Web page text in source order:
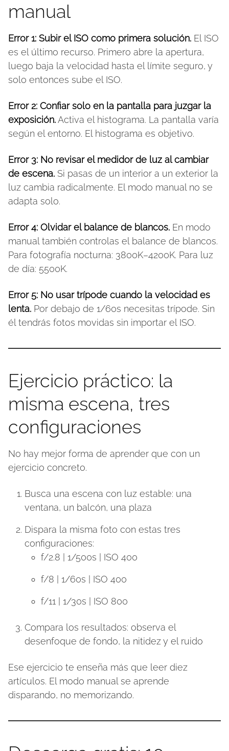
manual
Error 1: Subir el ISO como primera solución. El ISO
es el último recurso. Primero abre la apertura,
luego baja la velocidad hasta el límite seguro, y
solo entonces sube el ISO.
Error 2: Confiar solo en la pantalla para juzgar la
exposición.Activa el histograma. La pantalla varía
según el entorno. El histograma es objetivo.
Error 3: No revisar el medidor de luz al cambiar
de escena. Si pasas de un interior a un exterior la
luz cambia radicalmente. El modo manual no se
adapta solo.
Error 4: Olvidar el balance de blancos. En modo
manual también controlas el balance de blancos.
Para fotografía nocturna: 3800K–4200K. Para luz
de día: 5500K.
Error 5: No usar trípode cuando la velocidad es
lenta. Por debajo de 1/60s necesitas trípode. Sin
él tendrás fotos movidas sin importar el ISO.
Ejercicio práctico: la
misma escena, tres
configuraciones
No hay mejor forma de aprender que con un
ejercicio concreto.
Busca una escena con luz estable: una
ventana, un balcón, una plaza
Dispara la misma foto con estas tres
configuraciones:
f/2.8 | 1/500s | ISO 400
f/8 | 1/60s | ISO 400
f/11 | 1/30s | ISO 800
Compara los resultados: observa el
desenfoque de fondo, la nitidez y el ruido
Ese ejercicio te enseña más que leer diez
artículos. El modo manual se aprende
disparando, no memorizando.